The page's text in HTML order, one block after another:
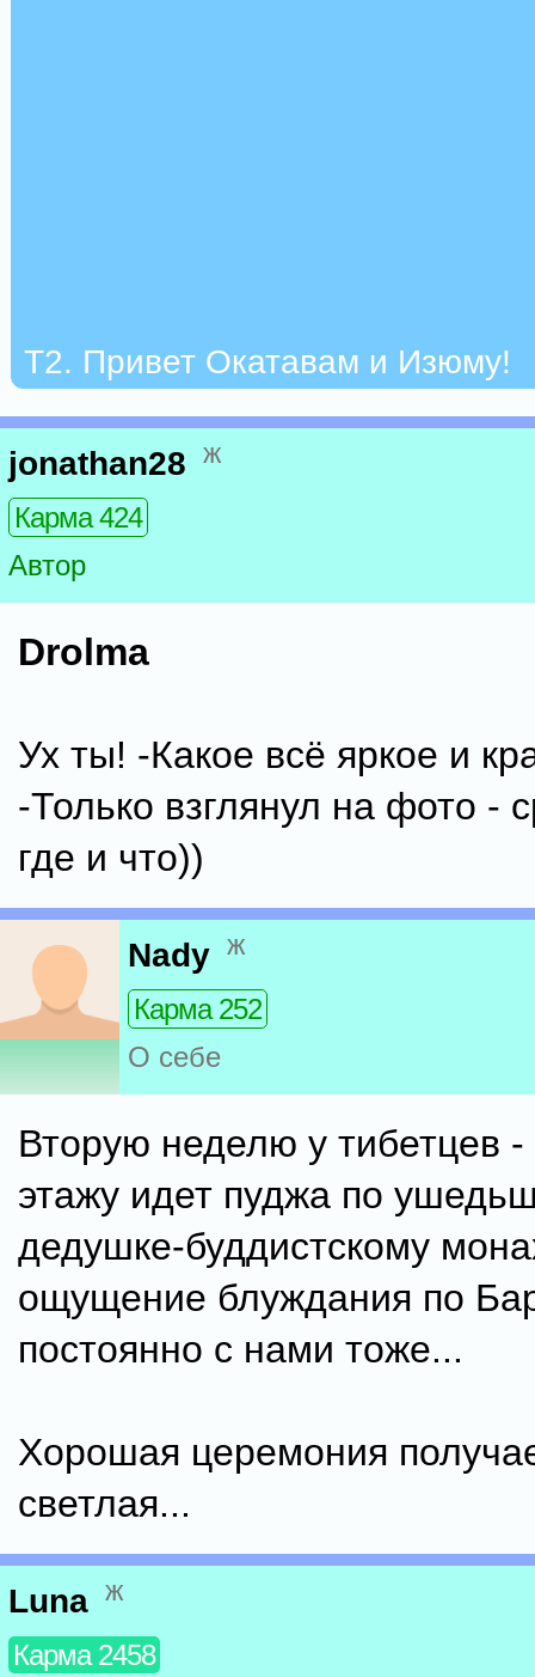
Т2. Привет Окатавам и Изюму!
jonathan28 ж
Карма 424
Автор
Drolma
Ух ты! -Какое всё яркое и
-Только взглянул на фото -
где и что))
Nady ж
Карма 252
О себе
Вторую неделю у тибетцев -
этажу идет пуджа по
дедушке-буддистскому
ощущение блуждания по
постоянно с нами тоже...
Хорошая церемония
светлая...
Luna ж
Карма 2458